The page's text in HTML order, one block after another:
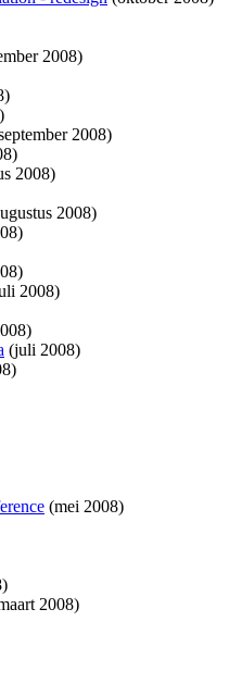
2008)
2008)
2008)
2008)
2008)
(juli 2008)
(mei 2008)
2008)